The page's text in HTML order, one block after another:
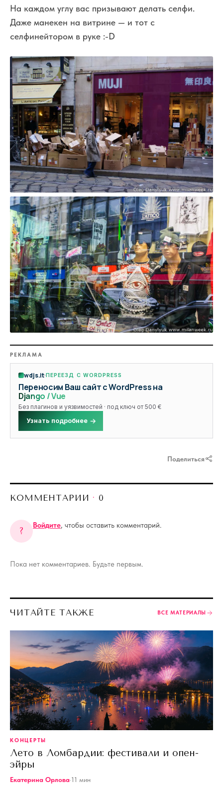
На каждом углу вас призывают делать селфи.
Даже манекен на витрине — и тот с
селфинейтором в руке :-D
РЕКЛАМА
wdjs.it ПЕРЕЕЗД С WORDPRESS
Переносим Ваш сайт с WordPress на
Django / Vue
Без плагинов и уязвимостей · под ключ от 500 €
Узнать подробнее
Поделиться
КОММЕНТАРИИ · 0
?
Войдите, чтобы оставить комментарий.
Пока нет комментариев. Будьте первым.
ЧИТАЙТЕ ТАКЖЕ ВСЕ МАТЕРИАЛЫ
КОНЦЕРТЫ
Лето в Ломбардии: фестивали и опен-
эйры
Екатерина Орлова·11 мин